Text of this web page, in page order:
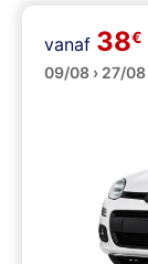
Klein
vanaf 38€
09/08 › 27/08